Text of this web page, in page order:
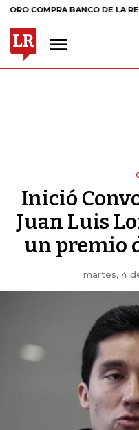
COMPRA BANCO DE LA
Inició
Juan Luis
un premio
martes, 4